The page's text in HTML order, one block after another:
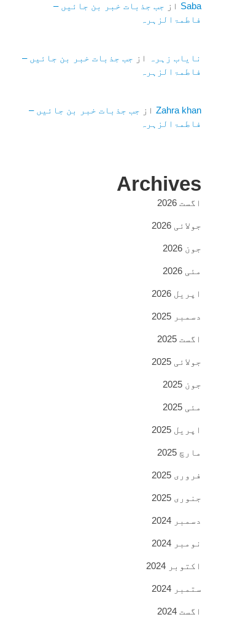
Saba از جب جذبات خبر بن جائیں –
فاطمۃالزہرہ
نایاب زہرہ از جب جذبات خبر بن جائیں –
فاطمۃالزہرہ
Zahra khanاز جب جذبات خبر بن جائیں –
فاطمۃالزہرہ
Archives
اگست 2026
جولائی 2026
جون 2026
مئی 2026
اپریل 2026
دسمبر 2025
اگست 2025
جولائی 2025
جون 2025
مئی 2025
اپریل 2025
مارچ 2025
فروری 2025
جنوری 2025
دسمبر 2024
نومبر 2024
اکتوبر 2024
ستمبر 2024
اگست 2024